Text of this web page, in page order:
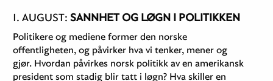
1. AUGUST: SANNHET OG LØGN I POLITIKKEN
Politikere og mediene former den norske
offentligheten, og påvirker hva vi tenker, mener og
gjør. Hvordan påvirkes norsk politikk av en amerikansk
president som stadig blir tatt i løgn? Hva skiller en